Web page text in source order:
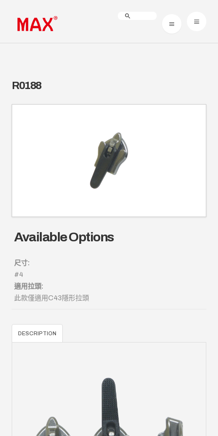
R0188
Available Options
尺寸:
#4
適用拉頭:
此款僅適用C43隱形拉頭
DESCRIPTION